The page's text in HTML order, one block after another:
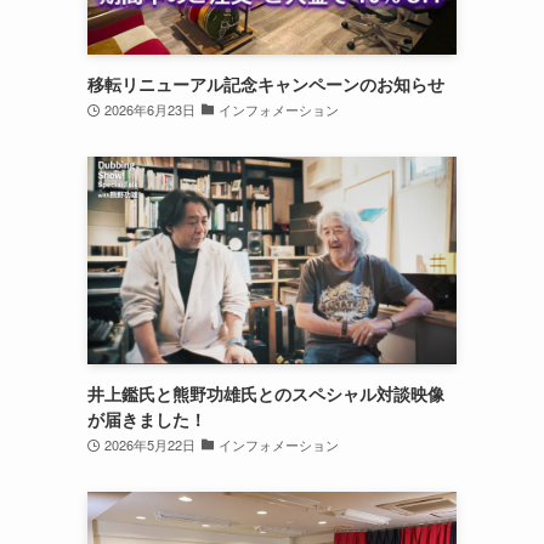
移転リニューアル記念キャンペーンのお知らせ
2026年6月23日 インフォメーション
井上鑑氏と熊野功雄氏とのスペシャル対談映像
が届きました！
2026年5月22日 インフォメーション